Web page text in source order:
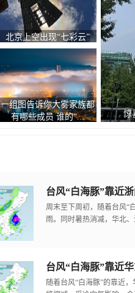
北京上空出现“七彩云”
一组图告诉你大雾家族都
有哪些成员 谁的“...
惊
台风“白海豚”靠近
周末至下周初，随着台风“
雨。同时暑热消减，华北
随着台风“白海豚”的靠近